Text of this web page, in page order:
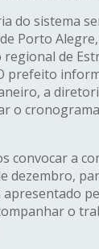
do sistema
Porto
de
prefeito
a
o
convocar a
dezembro,
o